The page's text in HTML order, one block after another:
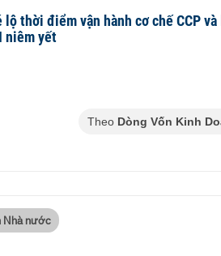
lộ thời điểm vận hành cơ chế CCP
niêm yết
Theo Dòng Vốn Kinh
Nhà nước